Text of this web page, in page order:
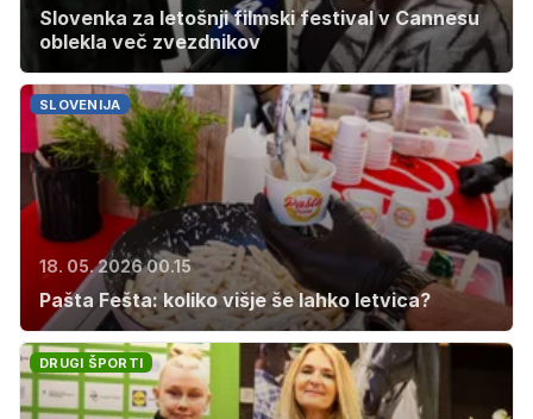
Slovenka za letošnji filmski festival v Cannesu
oblekla več zvezdnikov
SLOVENIJA
18. 05. 2026 00.15
Pašta Fešta: koliko višje še lahko letvica?
DRUGI ŠPORTI